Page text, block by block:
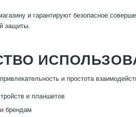
и гарантируют безопасное
защиты.
и простота
и планшетов
брендам